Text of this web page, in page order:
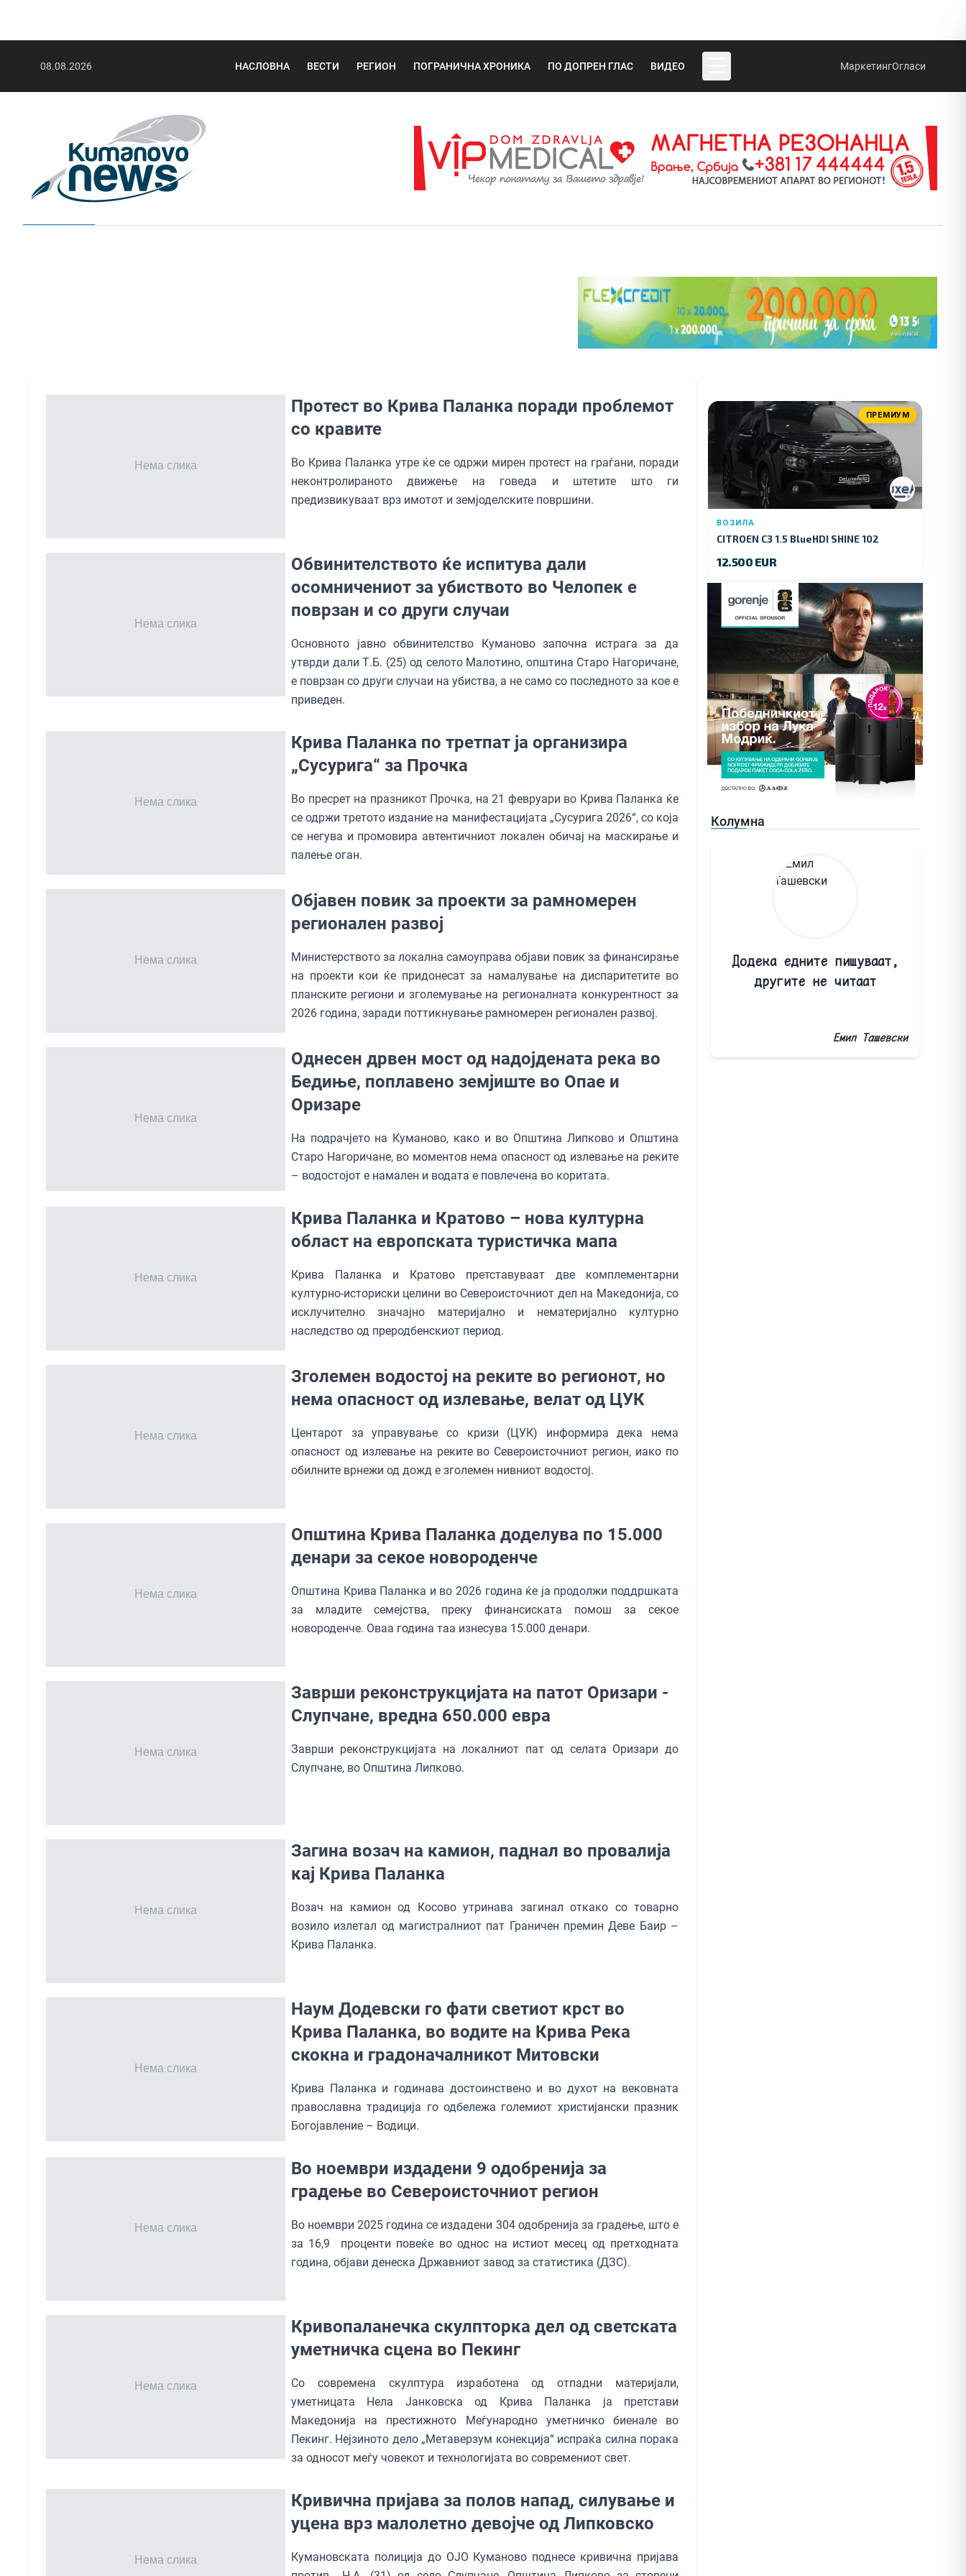
08.08.2026 НАСЛОВНА ВЕСТИ РЕГИОН ПОГРАНИЧНА ХРОНИКА ПО ДОПРЕН ГЛАС ВИДЕО МаркетингОгласи
Протест во Крива Паланка поради проблемот
со кравите
Во Крива Паланка утре ќе се одржи мирен протест на граѓани, поради
неконтролираното движење на говеда и штетите што ги
предизвикуваат врз имотот и земјоделските површини.
Обвинителството ќе испитува дали
осомничениот за убиството во Челопек е
поврзан и со други случаи
Основното јавно обвинителство Куманово започна истрага за да
утврди дали Т.Б. (25) од селото Малотино, општина Старо Нагоричане,
е поврзан со други случаи на убиства, а не само со последното за кое е
приведен.
Крива Паланка по третпат ја организира
„Сусурига“ за Прочка
Во пресрет на празникот Прочка, на 21 февруари во Крива Паланка ќе
се одржи третото издание на манифестацијата „Сусурига 2026“, со која
се негува и промовира автентичниот локален обичај на маскирање и
палење оган.
Објавен повик за проекти за рамномерен
регионален развој
Министерството за локална самоуправа објави повик за финансирање
на проекти кои ќе придонесат за намалување на диспаритетите во
планските региони и зголемување на регионалната конкурентност за
2026 година, заради поттикнување рамномерен регионален развој.
Однесен дрвен мост од надојдената река во
Бедиње, поплавено земјиште во Опае и
Оризаре
На подрачјето на Куманово, како и во Општина Липково и Општина
Старо Нагоричане, во моментов нема опасност од излевање на реките
– водостојот е намален и водата е повлечена во коритата.
Крива Паланка и Кратово – нова културна
област на европската туристичка мапа
Крива Паланка и Кратово претставуваат две комплементарни
културно-историски целини во Североисточниот дел на Македонија, со
исклучително значајно материјално и нематеријално културно
наследство од преродбенскиот период.
Зголемен водостој на реките во регионот, но
нема опасност од излевање, велат од ЦУК
Центарот за управување со кризи (ЦУК) информира дека нема
опасност од излевање на реките во Североисточниот регион, иако по
обилните врнежи од дожд е зголемен нивниот водостој.
Општина Крива Паланка доделува по 15.000
денари за секое новороденче
Општина Крива Паланка и во 2026 година ќе ја продолжи поддршката
за младите семејства, преку финансиската помош за секое
новороденче. Оваа година таа изнесува 15.000 денари.
Заврши реконструкцијата на патот Оризари -
Слупчане, вредна 650.000 евра
Заврши реконструкцијата на локалниот пат од селата Оризари до
Слупчане, во Општина Липково.
Загина возач на камион, паднал во провалија
кај Крива Паланка
Возач на камион од Косово утринава загинал откако со товарно
возило излетал од магистралниот пат Граничен премин Деве Баир –
Крива Паланка.
Наум Додевски го фати светиот крст во
Крива Паланка, во водите на Крива Река
скокна и градоначалникот Митовски
Крива Паланка и годинава достоинствено и во духот на вековната
православна традиција го одбележа големиот христијански празник
Богојавление – Водици.
Во ноември издадени 9 одобренија за
градење во Североисточниот регион
Во ноември 2025 година се издадени 304 одобренија за градење, што е
за 16,9 проценти повеќе во однос на истиот месец од претходната
година, објави денеска Државниот завод за статистика (ДЗС).
Кривопаланечка скулпторка дел од светската
уметничка сцена во Пекинг
Со современа скулптура изработена од отпадни материјали,
уметницата Нела Јанковска од Крива Паланка ја претстави
Македонија на престижното Меѓународно уметничко биенале во
Пекинг. Нејзиното дело „Метаверзум конекција“ испраќа силна порака
за односот меѓу човекот и технологијата во современиот свет.
Кривична пријава за полов напад, силување и
уцена врз малолетно девојче од Липковско
Кумановската полиција до ОЈО Куманово поднесе кривична пријава
ПРЕМИУМ
ВОЗИЛА
CITROEN C3 1.5 BlueHDI SHINE 102
12.500 EUR
Колумна
Додека едните пишуваат,
другите не читаат
Емил Ташевски